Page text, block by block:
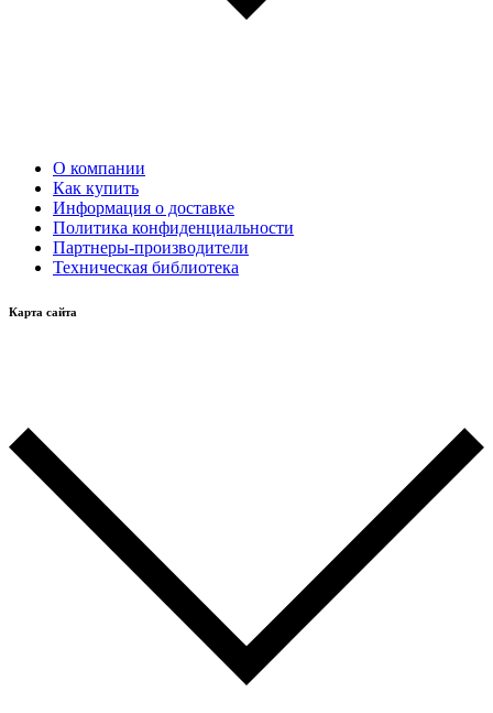
О компании
Как купить
Информация о доставке
Политика конфиденциальности
Партнеры-производители
Техническая библиотека
Карта сайта